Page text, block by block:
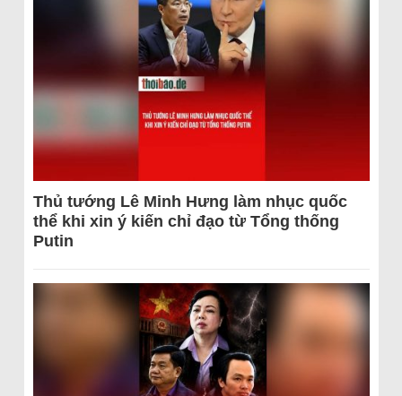
Thủ tướng Lê Minh Hưng làm nhục quốc
thể khi xin ý kiến chỉ đạo từ Tổng thống
Putin